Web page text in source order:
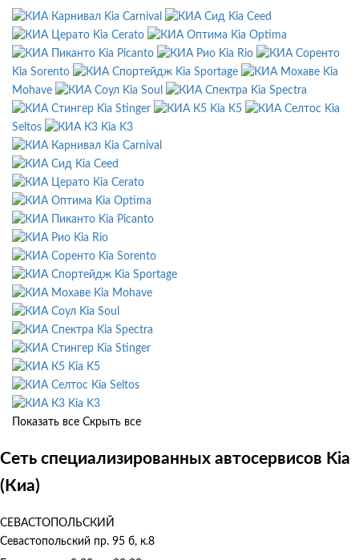
Kia Carnival
Kia Ceed
Kia Cerato
Kia Optima
Kia Picanto
Kia Rio
Kia Sorento
Kia Sportage
Kia
Mohave
Kia Soul
Kia Spectra
Kia Stinger
Kia K5
Kia
Seltos
Kia K3
Kia Carnival
Kia Ceed
Kia Cerato
Kia Optima
Kia Picanto
Kia Rio
Kia Sorento
Kia Sportage
Kia Mohave
Kia Soul
Kia Spectra
Kia Stinger
Kia K5
Kia Seltos
Kia K3
Показать все Скрыть все
Сеть специализированных автосервисов Kia
(Киа)
СЕВАСТОПОЛЬСКИЙ
Севастопольский пр. 95 б, к.8